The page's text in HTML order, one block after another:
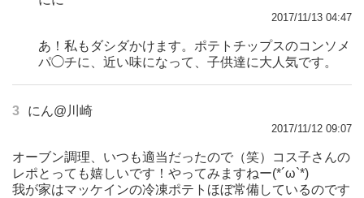
2017/11/13 04:47
あ！私もダシダかけます。ポテトチップスのコンソメ
パ◯チに、近い味になって、子供達に大人気です。
3 にん@川崎
2017/11/12 09:07
オーブン調理、いつも適当だったので（笑）コス子さんの
レポとっても嬉しいです！やってみますねー(*´ω`*)
我が家はマッケインの冷凍ポテトほぼ常備しているのです